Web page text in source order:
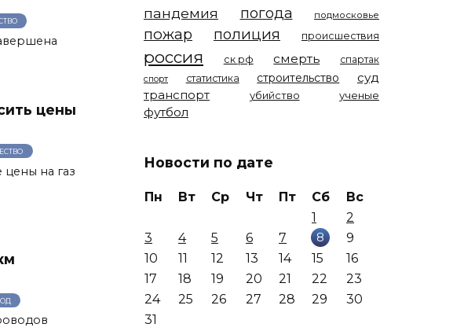
цены
на газ
пандемия погода подмосковье
пожар полиция происшествия
россия ск рф смерть спартак
спорт статистика строительство
суд
транспорт
убийство ученые
футбол
Новости по дате
Пн Вт Ср Чт Пт Сб
Вс
1
2
3
4 5 6 7 8
9
10
11 12 13 14 15
16
17
18 19 20 21 22
23
24
25 26 27 28 29
30
31